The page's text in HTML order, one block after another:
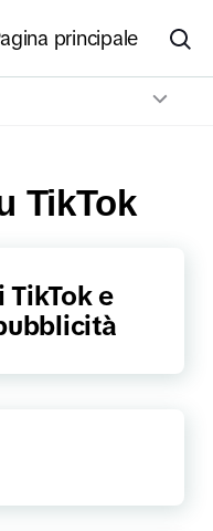
principale
TikTok
e